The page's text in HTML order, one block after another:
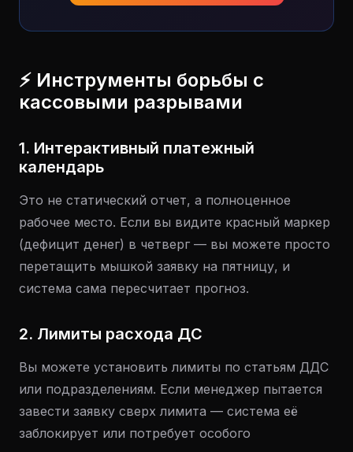
⚡ Инструменты борьбы с
кассовыми разрывами
1. Интерактивный платежный
календарь
Это не статический отчет, а полноценное
рабочее место. Если вы видите красный маркер
(дефицит денег) в четверг — вы можете просто
перетащить мышкой заявку на пятницу, и
система сама пересчитает прогноз.
2. Лимиты расхода ДС
Вы можете установить лимиты по статьям ДДС
или подразделениям. Если менеджер пытается
завести заявку сверх лимита — система её
заблокирует или потребует особого